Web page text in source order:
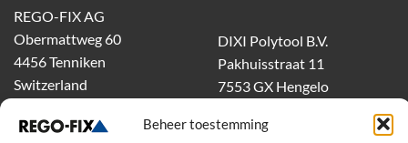
Beheer toestemming
REGO-FIX AG
Obermattweg 60
4456 Tenniken
Switzerland
DIXI Polytool B.V.
Pakhuisstraat 11
7553 GX Hengelo
dixiholland@dixi.com